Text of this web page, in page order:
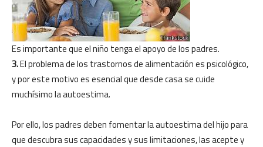
Es importante que el niño tenga el apoyo de los padres.
3.El problema de los trastornos de alimentación es psicológico,
y por este motivo es esencial que desde casa se cuide
muchísimo la autoestima.
Por ello, los padres deben fomentar la autoestima del hijo para
que descubra sus capacidades y sus limitaciones, las acepte y